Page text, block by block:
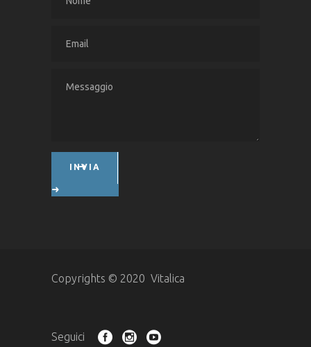
INVIA
Copyrights © 2020 Vitalica
Seguici